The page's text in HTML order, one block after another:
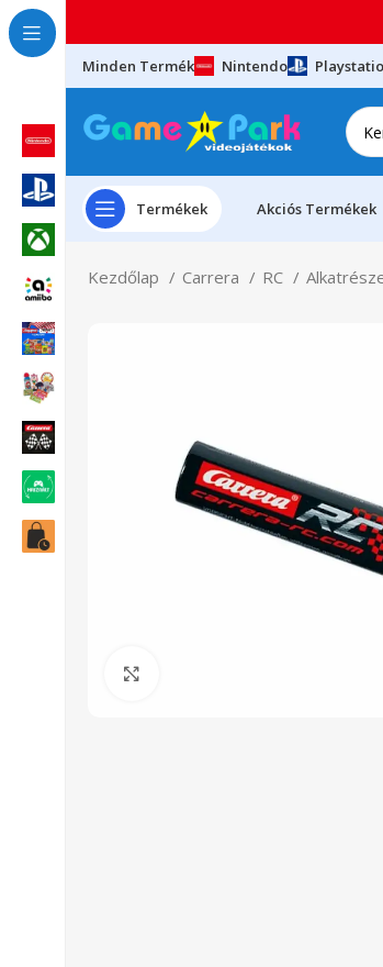
Minden Termék Nintendo
Termékek Akciós Termékek
Kezdőlap Carrera RC